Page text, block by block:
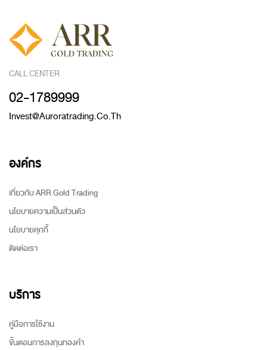
CALL CENTER
02-1789999
Invest@auroratrading.co.th
องค์กร
เกี่ยวกับ ARR Gold Trading
นโยบายความเป็นส่วนตัว
นโยบายคุกกี้
ติดต่อเรา
บริการ
คู่มือการใช้งาน
ขั้นตอนการลงทุนทองคำ